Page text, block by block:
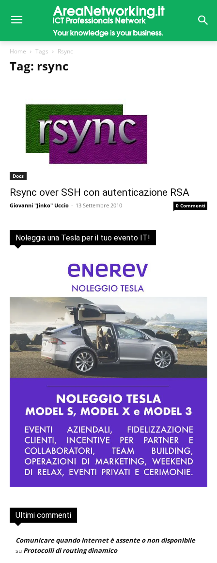
Home Tags Rsync
Tag: rsync
Docs
Rsync over SSH con autenticazione RSA
Giovanni "Jinko" Uccio - 13 Settembre 2010 0 Commenti
Noleggia una Tesla per il tuo evento IT!
Ultimi commenti
Comunicare quando Internet è assente o non disponibile
su Protocolli di routing dinamico